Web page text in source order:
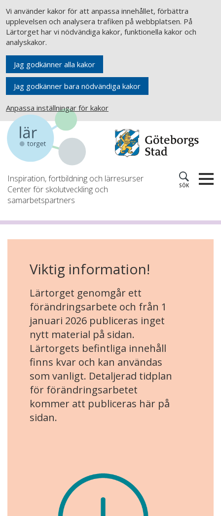
Vi använder kakor för att anpassa innehållet, förbättra
upplevelsen och analysera trafiken på webbplatsen. På
Lärtorget har vi nödvändiga kakor, funktionella kakor och
analyskakor.
Jag godkänner alla kakor
Jag godkänner bara nödvändiga kakor
Anpassa inställningar för kakor
Inspiration, fortbildning och lärresurser
Center för skolutveckling och
samarbetspartners
SÖK
Viktig information!
Lärtorget genomgår ett
förändringsarbete och från 1
januari 2026 publiceras inget
nytt material på sidan.
Lärtorgets befintliga innehåll
finns kvar och kan användas
som vanligt. Detaljerad tidplan
för förändringsarbetet
kommer att publiceras här på
sidan.